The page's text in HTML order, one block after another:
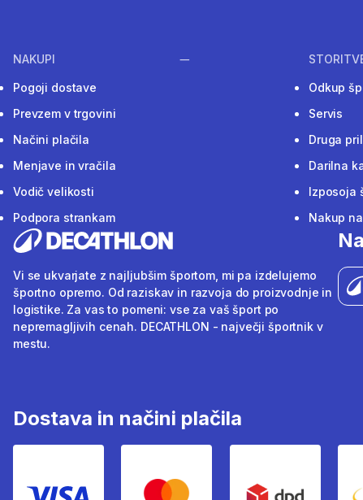
NAKUPI
Pogoji dostave
Prevzem v trgovini
Načini plačila
Menjave in vračila
Vodič velikosti
Podpora strankam
Odkup
Servis
Druga
Darilna
Izposoja
Nakup
Vi se ukvarjate z najljubšim športom, mi pa izdelujemo
športno opremo. Od raziskav in razvoja do proizvodnje in
logistike. Za vas to pomeni: vse za vaš šport po
nepremagljivih cenah. DECATHLON - največji športnik v
mestu.
Dostava in načini plačila